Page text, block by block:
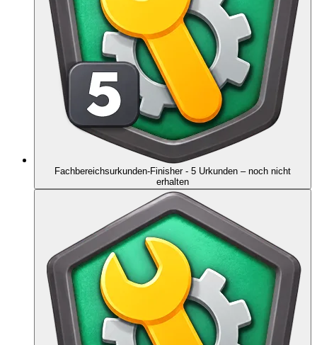
Fachbereichsurkunden-Finisher - 5 Urkunden – noch nicht
erhalten